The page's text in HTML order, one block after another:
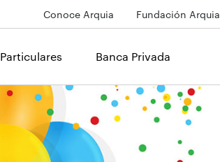
Conoce Arquia Fundación Arquia
Particulares Banca Privada